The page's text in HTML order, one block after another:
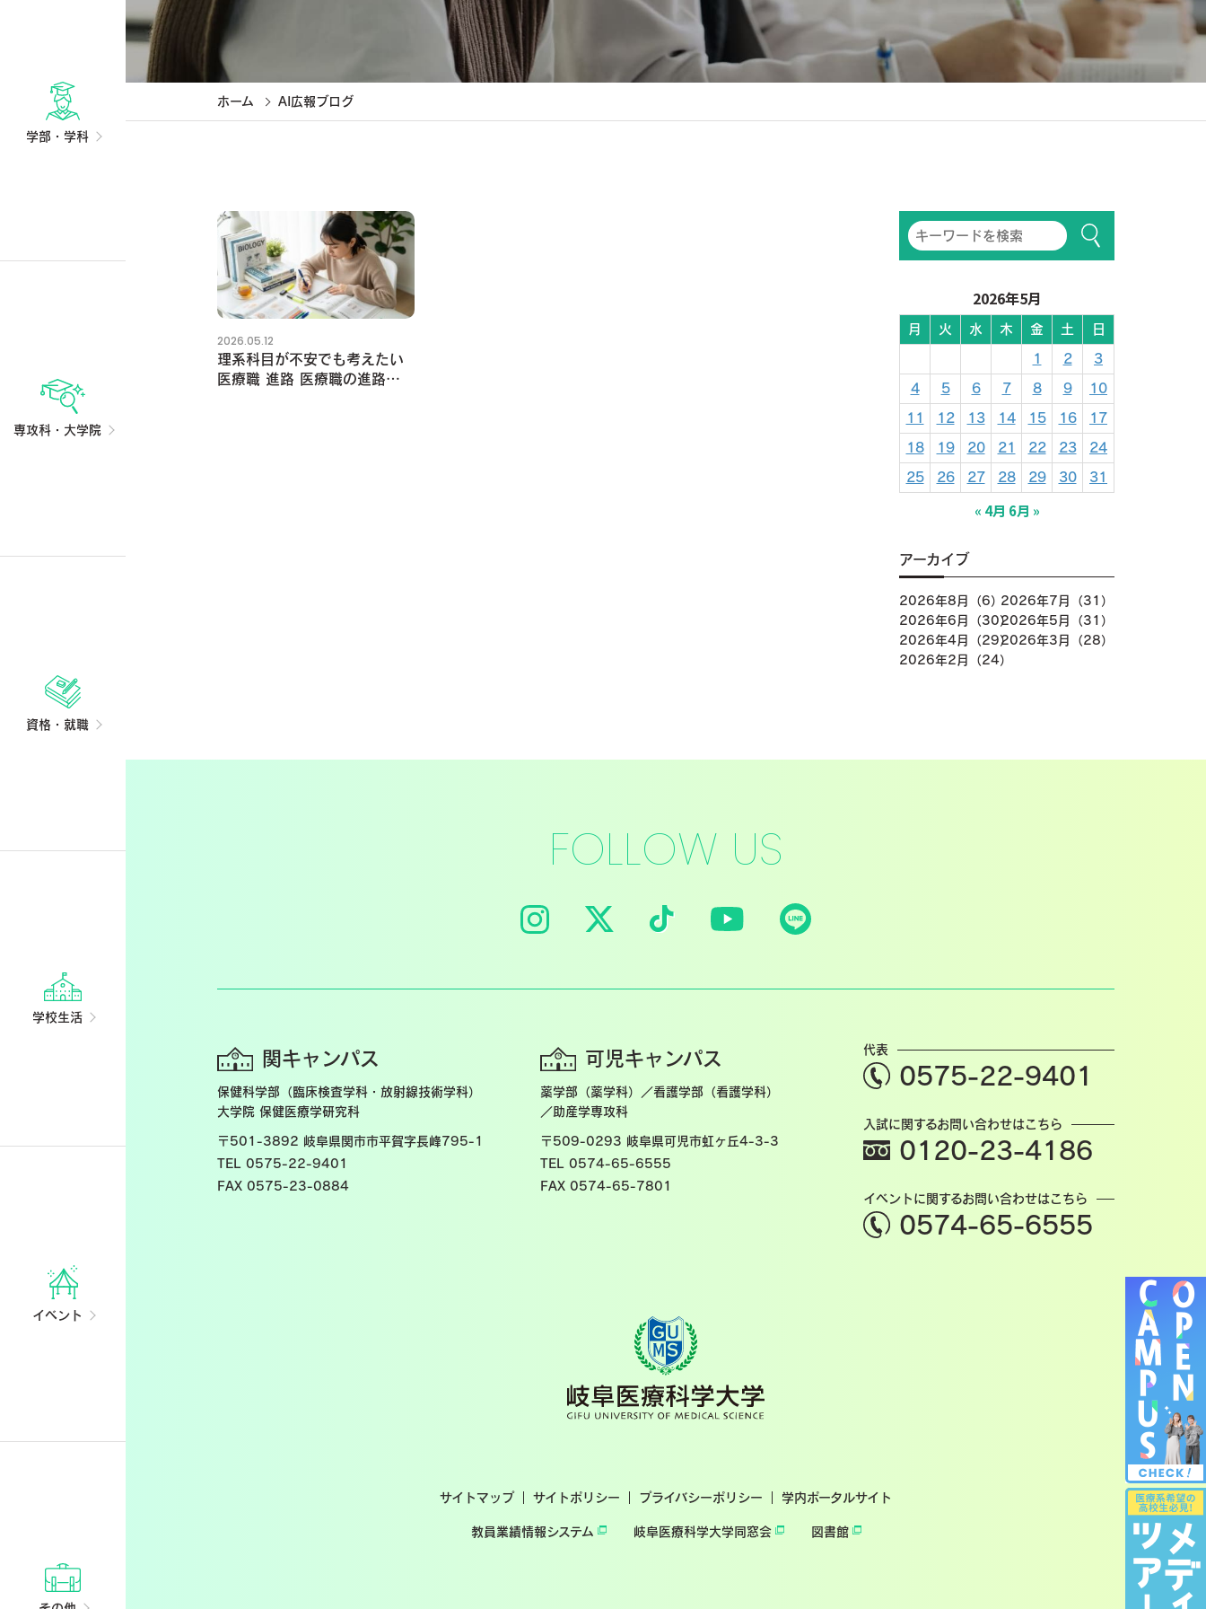
学部・学科
専攻科・大学院
資格・就職
学校生活
イベント
ホーム AI広報ブログ
2026.05.12
理系科目が不安でも考えたい
医療職 進路 医療職の進路で理
2026年5月
月 火 水 木 金 土 日
1 2 3
4 5 6 7 8 9 10
11 12 13 14 15 16 17
18 19 20 21 22 23 24
25 26 27 28 29 30 31
« 4月 6月 »
アーカイブ
2026年8月（6）2026年7月（31）
2026年6月（30）2026年5月（31）
2026年4月（29）2026年3月（28）
2026年2月（24）
FOLLOW US
関キャンパス
保健科学部（臨床検査学科・放射線技術学科）
大学院 保健医療学研究科
〒501-3892 岐阜県関市市平賀字長峰795-1
TEL 0575-22-9401
FAX 0575-23-0884
可児キャンパス
薬学部（薬学科）／看護学部（看護学科）
／助産学専攻科
〒509-0293 岐阜県可児市虹ヶ丘4-3-3
TEL 0574-65-6555
FAX 0574-65-7801
代表
0575-22-9401
入試に関するお問い合わせはこちら
0120-23-4186
イベントに関するお問い合わせはこちら
0574-65-6555
サイトマップ サイトポリシー プライバシーポリシー 学内ポータルサイト
教員業績情報システム 岐阜医療科学大学同窓会 図書館